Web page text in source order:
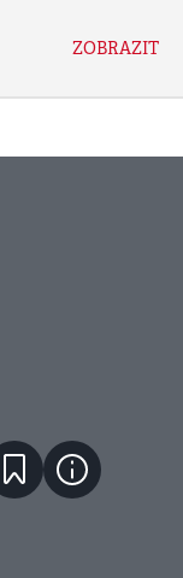
ZOBRAZIT